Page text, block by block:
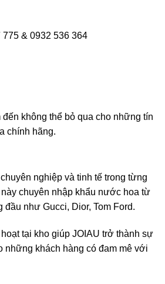
775 & 0932 536 364
không thể bỏ qua cho những tín
chính hãng.
nghiệp và tinh tế trong từng
chuyên nhập khẩu nước hoa từ
như Gucci, Dior, Tom Ford.
tại kho giúp JOIAU trở thành sự
những khách hàng có đam mê với